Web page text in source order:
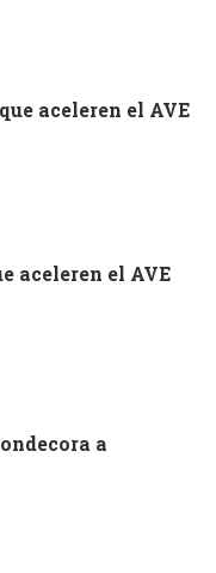
aceleren el AVE